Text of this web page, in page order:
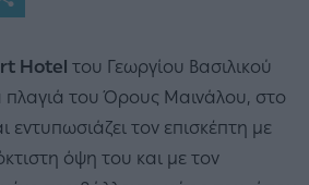
Hotel του Γεωργίου Βασιλικού
πλαγιά του Όρους Μαινάλου, στο
εντυπωσιάζει τον επισκέπτη με
όψη του και με τον